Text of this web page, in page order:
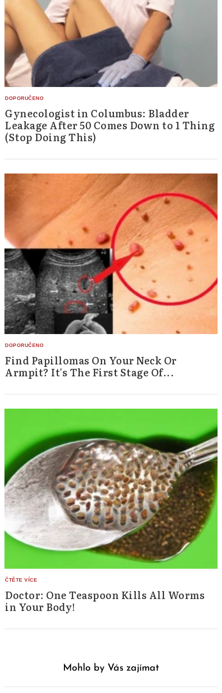
Gynecologist in Columbus: Bladder
Leakage After 50 Comes Down to 1 Thing
(Stop Doing This)
Find Papillomas On Your Neck Or
Armpit? It's The First Stage Of...
Doctor: One Teaspoon Kills All Worms
in Your Body!
Mohlo by Vás zajímat